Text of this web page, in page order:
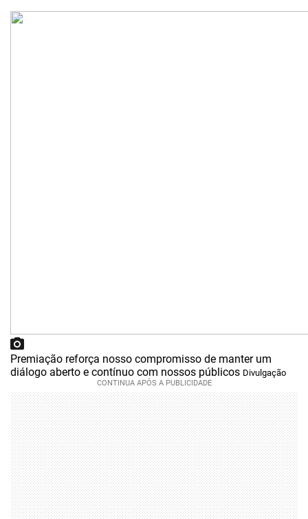
Premiação reforça nosso compromisso de manter um
diálogo aberto e contínuo com nossos públicos Divulgação